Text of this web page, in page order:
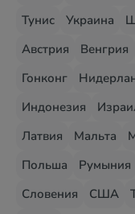
Тунис Украина
Австрия
Венгрия
Гонконг
Индонезия
Латвия
Мальта
Польша
Румыния
Словения
США